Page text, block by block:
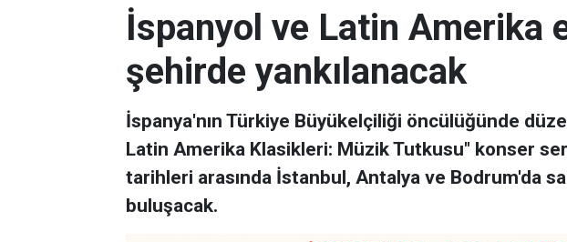
İspanyol ve Latin Amerika
şehirde yankılanacak
İspanya'nın Türkiye Büyükelçiliği öncülüğünde
Latin Amerika Klasikleri: Müzik Tutkusu" konser
tarihleri arasında İstanbul, Antalya ve Bodrum'da
buluşacak.